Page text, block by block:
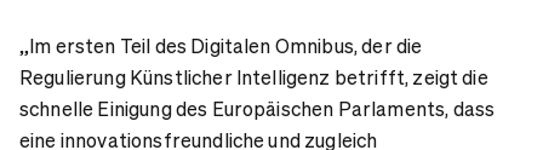
„Im ersten Teil des Digitalen Omnibus, der die
Regulierung Künstlicher Intelligenz betrifft, zeigt die
schnelle Einigung des Europäischen Parlaments, dass
eine innovationsfreundliche und zugleich